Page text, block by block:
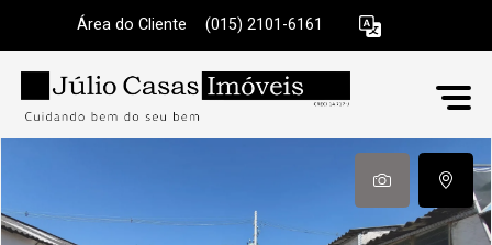
Área do Cliente (015) 2101-6161